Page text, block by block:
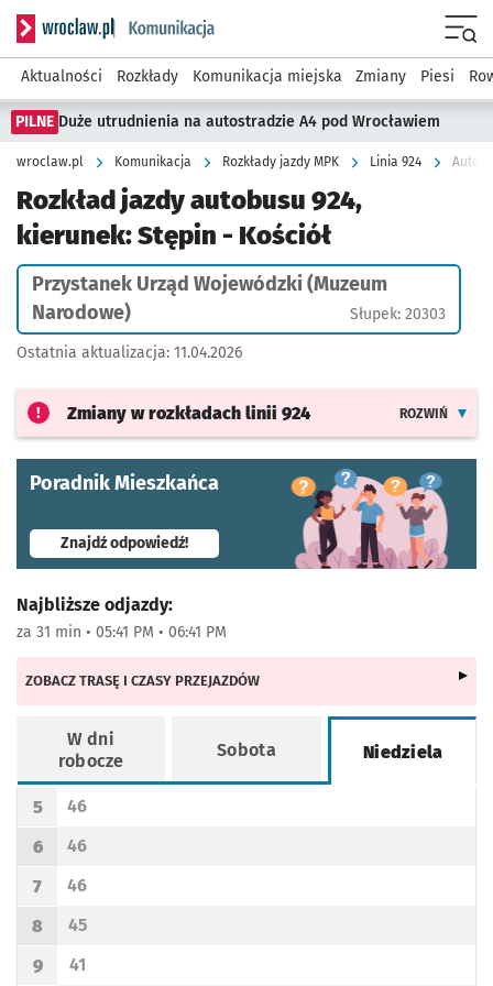
Serwis informacyjny wroclaw.pl podserwis: Komunikacja
Aktualności Rozkłady Komunikacja miejska Zmiany Piesi
PILNE Duże utrudnienia na autostradzie A4 pod Wrocławiem
wroclaw.pl Komunikacja Rozkłady jazdy MPK Linia 924
Rozkład jazdy autobusu 924,
kierunek: Stępin - Kościół
Przystanek Urząd Wojewódzki (Muzeum
Narodowe)
Słupek: 20303
Ostatnia aktualizacja: 11.04.2026
Zmiany w rozkładach linii 924 ROZWIŃ
Poradnik Mieszkańca
Znajdź odpowiedź!- otworzy się w nowej karcie
Najbliższe odjazdy:
za 31 min • 05:41 PM • 06:41 PM
ZOBACZ TRASĘ I CZASY PRZEJAZDÓW
W dni
robocze
Sobota Niedziela
Rozkład jazdy -
Godzina odjazdu
5
Odjazd
46
minut po godzinie 5
Godzina odjazdu
6
Odjazd
46
minut po godzinie 6
Godzina odjazdu
7
Odjazd
46
minut po godzinie 7
Godzina odjazdu
8
Odjazd
45
minut po godzinie 8
Godzina odjazdu
9
Odjazd
41
minut po godzinie 9